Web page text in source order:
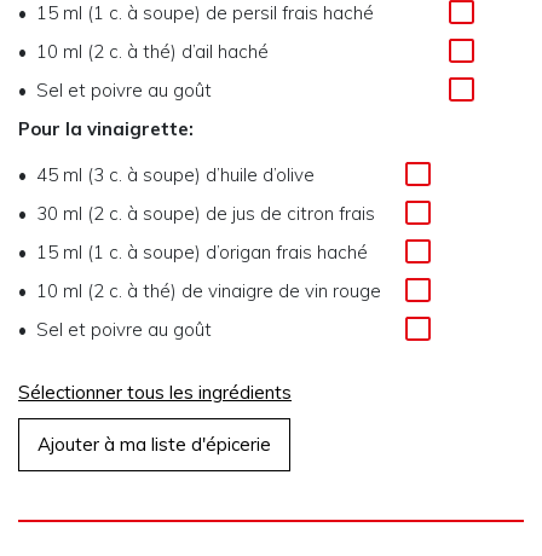
15 ml (1 c. à soupe) de persil frais haché
10 ml (2 c. à thé) d’ail haché
Sel et poivre au goût
Pour la vinaigrette:
45 ml (3 c. à soupe) d’huile d’olive
30 ml (2 c. à soupe) de jus de citron frais
15 ml (1 c. à soupe) d’origan frais haché
10 ml (2 c. à thé) de vinaigre de vin rouge
Sel et poivre au goût
Sélectionner tous les ingrédients
Ajouter à ma liste d'épicerie